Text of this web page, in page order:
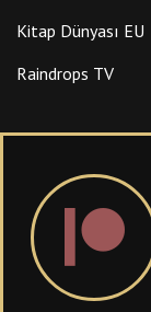
Kitap Dünyası EU
Raindrops TV